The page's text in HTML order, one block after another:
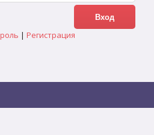
| Регистрация